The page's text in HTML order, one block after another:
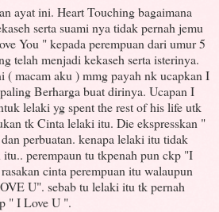
ayat ini. Heart Touching bagaimana
serta suami nya tidak pernah jemu
You " kepada perempuan dari umur 5
telah menjadi kekaseh serta isterinya.
( macam aku ) mmg payah nk ucapkan I
Berharga buat dirinya. Ucapan I
lelaki yg spent the rest of his life utk
tk Cinta lelaki itu. Die ekspresskan "
perbuatan. kenapa lelaki itu tidak
perempaun tu tkpenah pun ckp "I
cinta perempuan itu walaupun
U". sebab tu lelaki itu tk pernah
" I Love U ".